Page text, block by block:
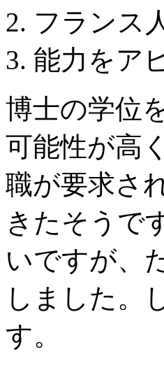
2. フランス
3. 能力をア
博士の学位
可能性が高
職が要求さ
きたそうで
いですが、
しました。
す。